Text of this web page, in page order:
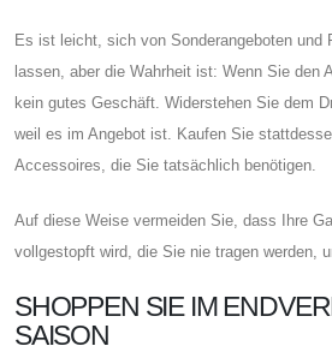
Es ist leicht, sich von Sonderangeboten und
lassen, aber die Wahrheit ist: Wenn Sie den
kein gutes Geschäft. Widerstehen Sie dem
weil es im Angebot ist. Kaufen Sie
Accessoires, die Sie tatsächlich benötigen.
Auf diese Weise vermeiden Sie, dass Ihre
vollgestopft wird, die Sie nie tragen werden,
SHOPPEN SIE IM
SAISON